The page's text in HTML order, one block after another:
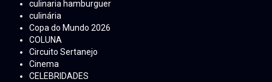
culinaria hamburguer
culinária
Copa do Mundo 2026
COLUNA
Circuito Sertanejo
Cinema
CELEBRIDADES